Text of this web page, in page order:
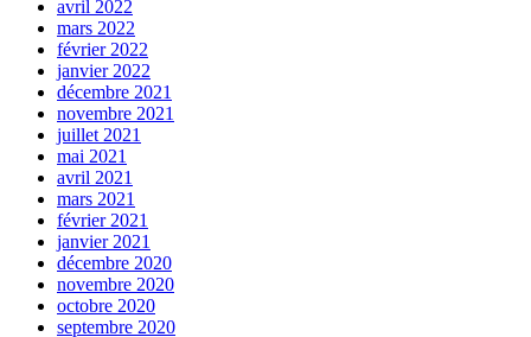
avril 2022
mars 2022
février 2022
janvier 2022
décembre 2021
novembre 2021
juillet 2021
mai 2021
avril 2021
mars 2021
février 2021
janvier 2021
décembre 2020
novembre 2020
octobre 2020
septembre 2020